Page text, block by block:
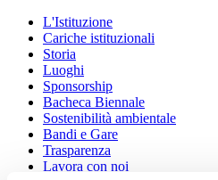
L'Istituzione
Cariche istituzionali
Storia
Luoghi
Sponsorship
Bacheca Biennale
Sostenibilità ambientale
Bandi e Gare
Trasparenza
Lavora con noi